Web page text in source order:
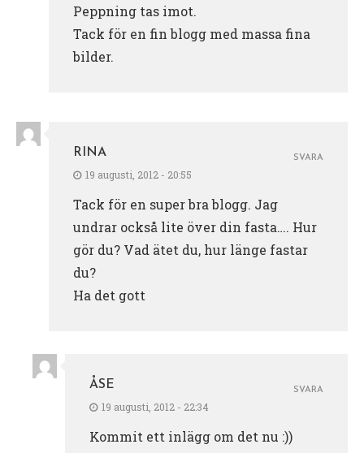
Peppning tas imot.
Tack för en fin blogg med massa fina
bilder.
RINA
19 augusti, 2012 - 20:55
Tack för en super bra blogg. Jag
undrar också lite över din fasta…. Hur
gör du? Vad ätet du, hur länge fastar
du?
Ha det gott
SVARA
ÅSE
19 augusti, 2012 - 22:34
Kommit ett inlägg om det nu :))
SVARA